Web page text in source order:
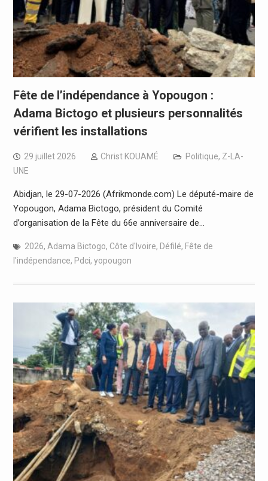
Fête de l’indépendance à Yopougon :
Adama Bictogo et plusieurs personnalités
vérifient les installations
29 juillet 2026 Christ KOUAMÉ Politique, Z-LA-
UNE
Abidjan, le 29-07-2026 (Afrikmonde.com) Le député-maire de
Yopougon, Adama Bictogo, président du Comité
d’organisation de la Fête du 66e anniversaire de…
2026, Adama Bictogo, Côte d'Ivoire, Défilé, Fête de
l'indépendance, Pdci, yopougon